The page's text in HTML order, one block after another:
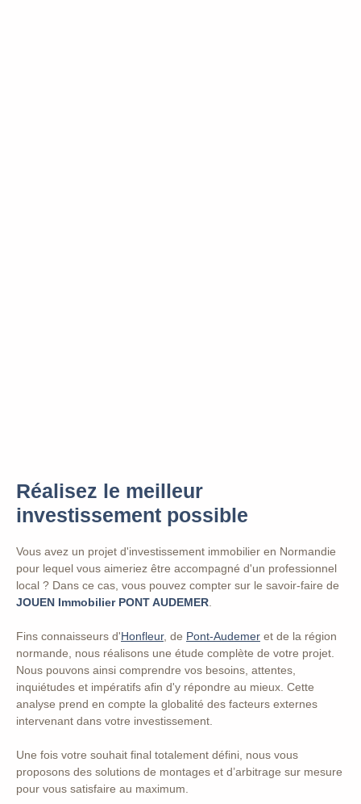
Réalisez le meilleur
investissement possible
Vous avez un projet d'investissement immobilier en Normandie
pour lequel vous aimeriez être accompagné d'un professionnel
local ? Dans ce cas, vous pouvez compter sur le savoir-faire de
JOUEN Immobilier PONT AUDEMER
Fins connaisseurs d'Honfleur, de Pont-Audemer et de la région
normande, nous réalisons une étude complète de votre projet.
Nous pouvons ainsi comprendre vos besoins, attentes,
inquiétudes et impératifs afin d'y répondre au mieux. Cette
analyse prend en compte la globalité des facteurs externes
intervenant dans votre investissement.
Une fois votre souhait final totalement défini, nous vous
proposons des solutions de montages et d’arbitrage sur mesure
pour vous satisfaire au maximum.